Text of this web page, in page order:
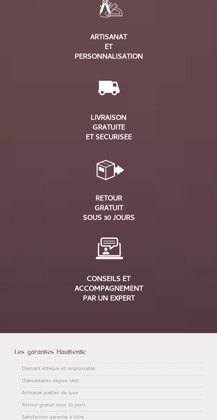
ARTISANAT
ET
PERSONNALISATION
LIVRAISON
GRATUITE
ET SÉCURISÉE
RETOUR
GRATUIT
SOUS 30 JOURS
CONSEILS ET
ACCOMPAGNEMENT
PAR UN EXPERT
Les garanties Hauthentic
Diamant éthique et responsable
Diamantaires depuis 1860
Artisanat joaillier de luxe
Retour gratuit sous 30 jours
Satisfaction garantie à 100%